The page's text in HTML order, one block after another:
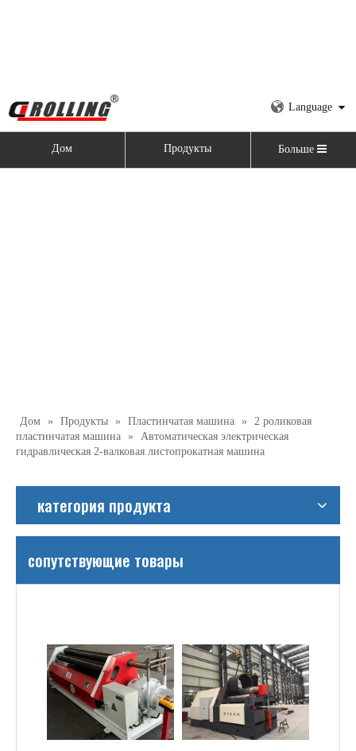
Language
Дом Продукты Больше
Дом » Продукты » Пластинчатая машина »
2 роликовая
пластинчатая машина »
Автоматическая электрическая
гидравлическая 2-валковая листопрокатная машина
категория продукта
сопутствующие товары